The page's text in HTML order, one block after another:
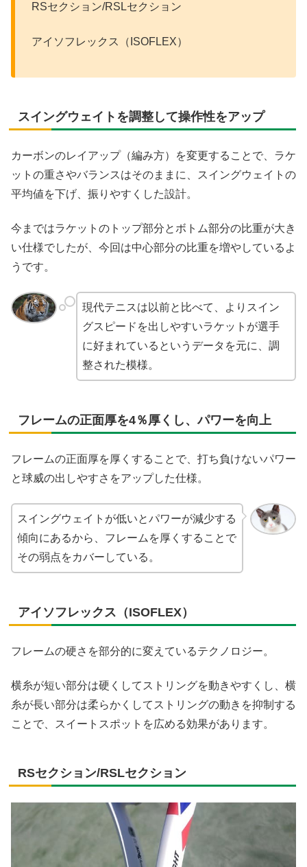
RSセクション/RSLセクション
アイソフレックス（ISOFLEX）
スイングウェイトを調整して操作性をアップ
カーボンのレイアップ（編み方）を変更することで、ラケ
ットの重さやバランスはそのままに、スイングウェイトの
平均値を下げ、振りやすくした設計。
今まではラケットのトップ部分とボトム部分の比重が大き
い仕様でしたが、今回は中心部分の比重を増やしているよ
うです。
現代テニスは以前と比べて、よりスイン
グスピードを出しやすいラケットが選手
に好まれているというデータを元に、調
整された模様。
フレームの正面厚を4％厚くし、パワーを向上
フレームの正面厚を厚くすることで、打ち負けないパワー
と球威の出しやすさをアップした仕様。
スイングウェイトが低いとパワーが減少する
傾向にあるから、フレームを厚くすることで
その弱点をカバーしている。
アイソフレックス（ISOFLEX）
フレームの硬さを部分的に変えているテクノロジー。
横糸が短い部分は硬くしてストリングを動きやすくし、横
糸が長い部分は柔らかくしてストリングの動きを抑制する
ことで、スイートスポットを広める効果があります。
RSセクション/RSLセクション